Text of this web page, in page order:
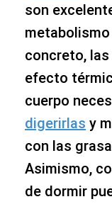
son
metabolismo
concreto,
efecto
cuerpo
digerirlas y
con las
Asimismo,
de dormir